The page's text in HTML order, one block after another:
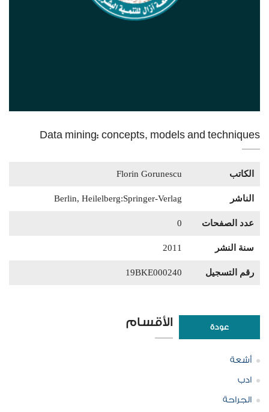
Data mining: concepts, models and techniques
الكاتب Florin Gorunescu
الناشر Berlin, Heilelberg:Springer-Verlag
عدد الصفحات 0
سنة النشر 2011
رقم التسجيل 19BKE000240
عودة الأقسام
أشعة
ادب
الجراحة